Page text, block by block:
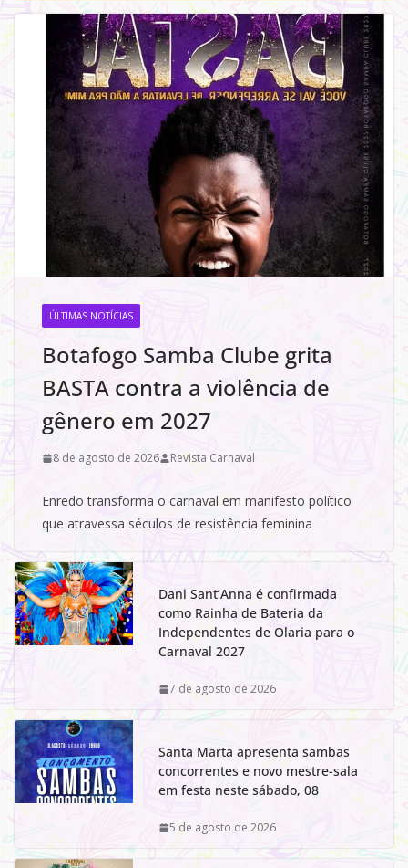
ÚLTIMAS NOTÍCIAS
Botafogo Samba Clube grita
BASTA contra a violência de
gênero em 2027
8 de agosto de 2026 Revista Carnaval
Enredo transforma o carnaval em manifesto político
que atravessa séculos de resistência feminina
Dani Sant’Anna é confirmada
como Rainha de Bateria da
Independentes de Olaria para o
Carnaval 2027
7 de agosto de 2026
Santa Marta apresenta sambas
concorrentes e novo mestre-sala
em festa neste sábado, 08
5 de agosto de 2026